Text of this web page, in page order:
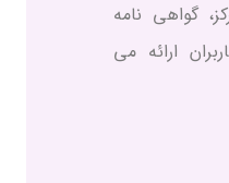
گواهی نامه
ارائه می